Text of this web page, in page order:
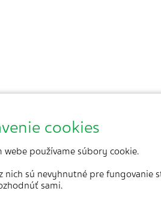
cookies
webe používame súbory cookie.
nich sú nevyhnutné pre fungovanie
sami.